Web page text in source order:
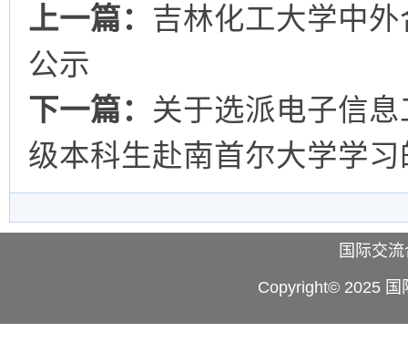
上一篇： 吉林化工大学中
公示
下一篇： 关于选派电子信
级本科生赴南首尔大学学
国际交
Copyright© 2025